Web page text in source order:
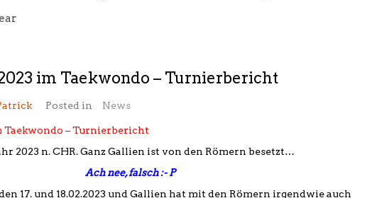
im Taekwondo – Turnierbericht
Posted in News
Taekwondo – Turnierbericht
2023 n. CHR. Ganz Gallien ist von den Römern besetzt…
Ach nee, falsch :- P
17. und 18.02.2023 und Gallien hat mit den Römern irgendwie auch